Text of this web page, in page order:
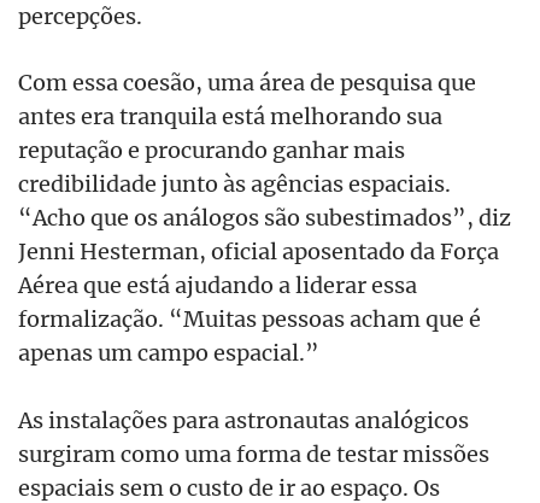
percepções.
Com essa coesão, uma área de pesquisa que
antes era tranquila está melhorando sua
reputação e procurando ganhar mais
credibilidade junto às agências espaciais.
“Acho que os análogos são subestimados”, diz
Jenni Hesterman, oficial aposentado da Força
Aérea que está ajudando a liderar essa
formalização. “Muitas pessoas acham que é
apenas um campo espacial.”
As instalações para astronautas analógicos
surgiram como uma forma de testar missões
espaciais sem o custo de ir ao espaço. Os